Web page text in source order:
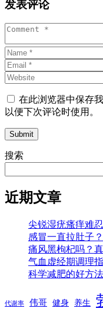
发表评论
在此浏览器中保存
以便下次评论时使用。
Submit
搜索
近期文章
尖锐湿疣瘙痒难
感冒一直拉肚子
痛风黑枸杞吗？
气血虚经期调理
科学减肥的好方
代谢率 伟哥 健身 养生